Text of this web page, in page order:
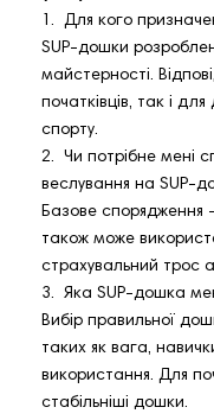
1. Для кого
SUP-дошки
майстерності.
початківців, так і
спорту.
2. Чи потрібне мені
веслування на SUP-
Базове спорядження
також може
страхувальний трос
3. Яка SUP-дошка
Вибір правильної
таких як вага,
використання. Для
стабільніші дошки.